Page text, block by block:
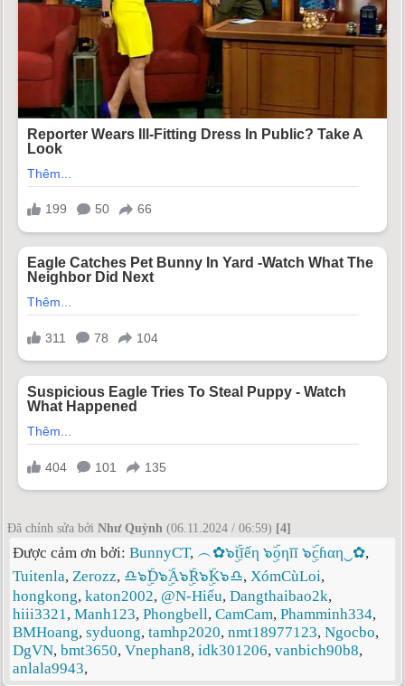
Đã chỉnh sửa bởi Như Quỳnh (06.11.2024 / 06:59) [4]
Được cảm ơn bởi: BunnyCT, ︵✿๖ۣۜtĭếη ๖ۣۜoηĭĭ ๖ۣۜcɦαη‿✿,
Tuitenla, Zerozz, ♎๖ۣۜD๖ۣۜA๖ۣۜR๖ۣۜK๖♎, XómCùLoi,
hongkong, katon2002, @N-Hiếu, Dangthaibao2k,
hiii3321, Manh123, Phongbell, CamCam, Phamminh334,
BMHoang, syduong, tamhp2020, nmt18977123, Ngocbo,
DgVN, bmt3650, Vnephan8, idk301206, vanbich90b8,
anlala9943,